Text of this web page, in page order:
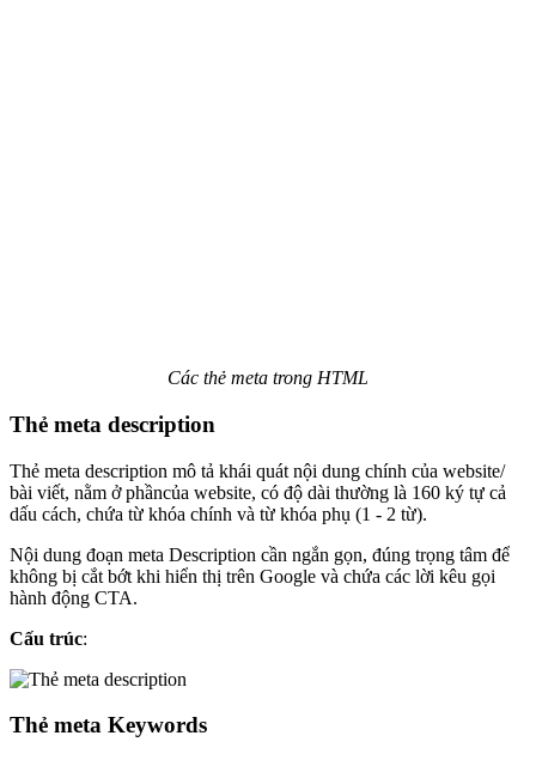
Các thẻ meta trong HTML
Thẻ meta description
Thẻ meta description mô tả khái quát nội dung chính của website/
bài viết, nằm ở phầncủa website, có độ dài thường là 160 ký tự cả
dấu cách, chứa từ khóa chính và từ khóa phụ (1 - 2 từ).
Nội dung đoạn meta Description cần ngắn gọn, đúng trọng tâm để
không bị cắt bớt khi hiển thị trên Google và chứa các lời kêu gọi
hành động CTA.
Cấu trúc:
Thẻ meta Keywords